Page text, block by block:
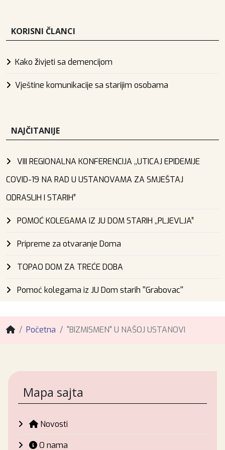
KORISNI ČLANCI
Kako živjeti sa demencijom
Vještine komunikacije sa starijim osobama
NAJČITANIJE
VIII REGIONALNA KONFERENCIJA ,,UTICAJ EPIDEMIJE
COVID-19 NA RAD U USTANOVAMA ZA SMJEŠTAJ
ODRASLIH I STARIH”
POMOĆ KOLEGAMA IZ JU DOM STARIH ,,PLJEVLJA”
Pripreme za otvaranje Doma
TOPAO DOM ZA TREĆE DOBA
Pomoć kolegama iz JU Dom starih ''Grabovac''
Početna "BIZMISMEN" U NAŠOJ USTANOVI
Mapa sajta
Novosti
O nama